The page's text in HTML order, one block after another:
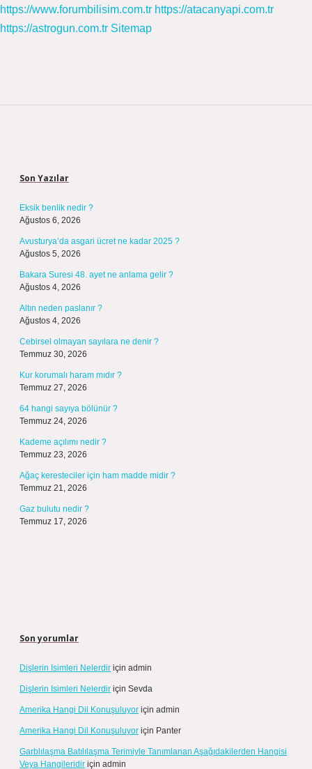
https://www.forumbilisim.com.tr https://atacanyapi.com.tr
https://astrogun.com.tr Sitemap
Son Yazılar
Eksik benlik nedir ?
Ağustos 6, 2026
Avusturya’da asgari ücret ne kadar 2025 ?
Ağustos 5, 2026
Bakara Suresi 48. ayet ne anlama gelir ?
Ağustos 4, 2026
Altın neden paslanır ?
Ağustos 4, 2026
Cebirsel olmayan sayılara ne denir ?
Temmuz 30, 2026
Kur korumalı haram mıdır ?
Temmuz 27, 2026
64 hangi sayıya bölünür ?
Temmuz 24, 2026
Kademe açılımı nedir ?
Temmuz 23, 2026
Ağaç keresteciler için ham madde midir ?
Temmuz 21, 2026
Gaz bulutu nedir ?
Temmuz 17, 2026
Son yorumlar
Dişlerin Isimleri Nelerdir için admin
Dişlerin Isimleri Nelerdir için Sevda
Amerika Hangi Dil Konuşuluyor için admin
Amerika Hangi Dil Konuşuluyor için Panter
Garblılaşma Batılılaşma Terimiyle Tanımlanan Aşağıdakilerden Hangisi
Veya Hangileridir için admin